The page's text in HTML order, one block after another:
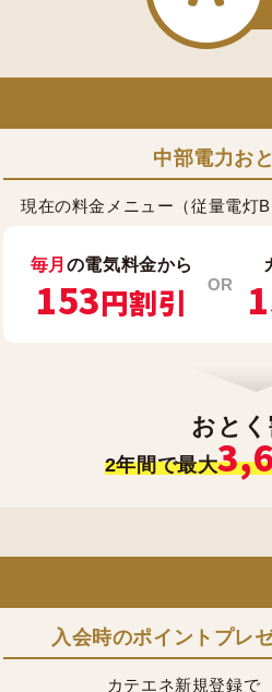
中部電力お
現在の料金メニュー（従量電灯
毎月 の電気料金から
153円割引 OR
おと
2年間で最大
入会時のポイントプレ
カテエネ新規登録で